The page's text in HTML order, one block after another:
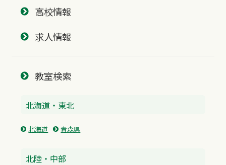
高校情報
求人情報
教室検索
北海道・東北
北海道 青森県
北陸・中部